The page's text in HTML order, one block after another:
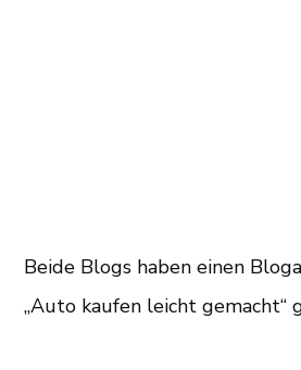
Beide Blogs haben einen
„Auto kaufen leicht gemacht“